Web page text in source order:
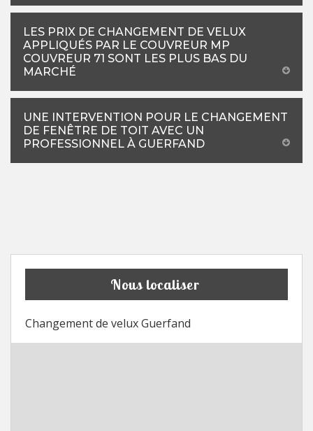
LES PRIX DE CHANGEMENT DE VELUX
APPLIQUÉS PAR LE COUVREUR MP
COUVREUR 71 SONT LES PLUS BAS DU
MARCHÉ
UNE INTERVENTION POUR LE CHANGEMENT
DE FENÊTRE DE TOIT AVEC UN
PROFESSIONNEL À GUERFAND
Nous localiser
Changement de velux Guerfand